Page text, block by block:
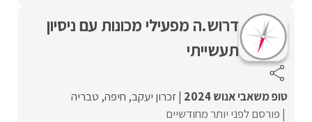
דרוש.ה מפעילי מכונות עם ניסיון
תעשייתי
טופ משאבי אנוש 2024 זכרון יעקב חיפה טבריה
פורסם לפני יותר מחודשיים